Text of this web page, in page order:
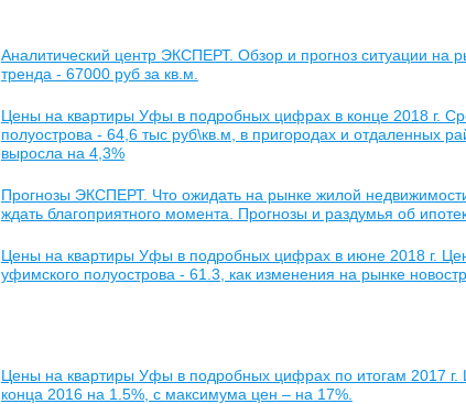
Аналитический центр ЭКСПЕРТ. Обзор и прогноз ситуации
тренда - 67000 руб за кв.м.
Цены на квартиры Уфы в подробных цифрах в конце 2018 г.
полуострова - 64,6 тыс руб\кв.м, в пригородах и отдаленных
выросла на 4,3%
Прогнозы ЭКСПЕРТ. Что ожидать на рынке жилой
ждать благоприятного момента. Прогнозы и раздумья об
Цены на квартиры Уфы в подробных цифрах в июне 2018 г.
уфимского полуострова - 61.3, как изменения на рынке
Цены на квартиры Уфы в подробных цифрах по итогам 2017 г.
конца 2016 на 1.5%, с максимума цен – на 17%.